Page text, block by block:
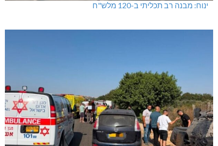
ינוח: מבנה רב תכליתי ב-120 מלש"ח